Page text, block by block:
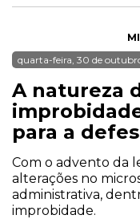
quarta-feira, 30 de
A natureza
para a
Com o advento da
alterações no
administrativa,
improbidade.